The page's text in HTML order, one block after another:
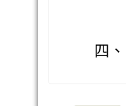
四、